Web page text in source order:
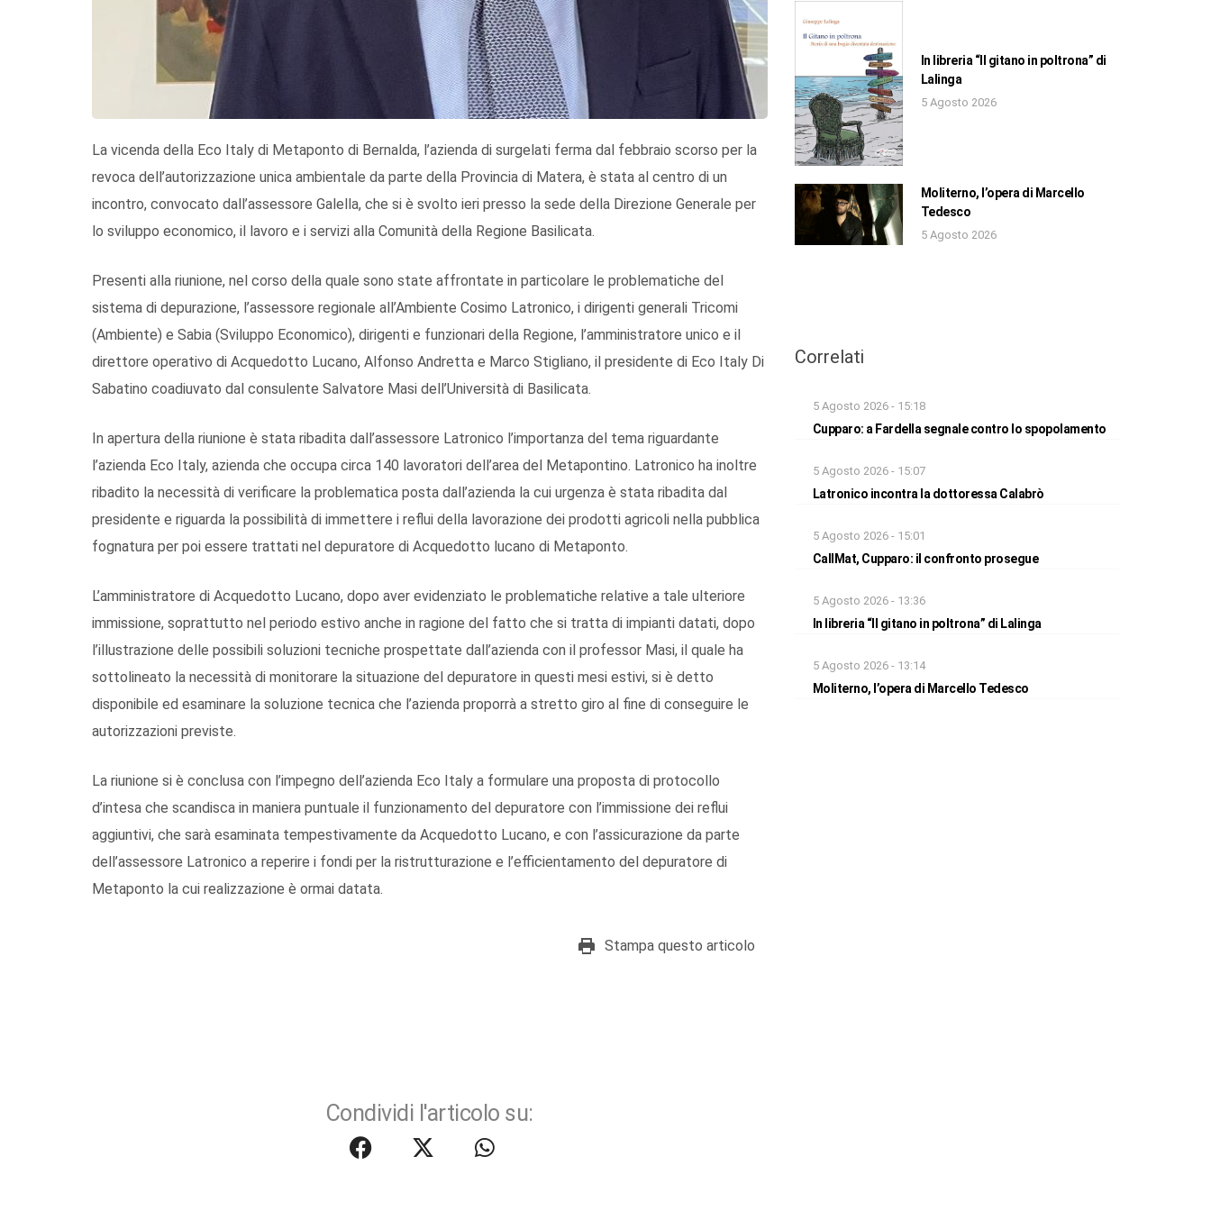
La vicenda della Eco Italy di Metaponto di Bernalda, l’azienda di surgelati ferma dal febbraio scorso per la
revoca dell’autorizzazione unica ambientale da parte della Provincia di Matera, è stata al centro di un
incontro, convocato dall’assessore Galella, che si è svolto ieri presso la sede della Direzione Generale per
lo sviluppo economico, il lavoro e i servizi alla Comunità della Regione Basilicata.
Presenti alla riunione, nel corso della quale sono state affrontate in particolare le problematiche del
sistema di depurazione, l’assessore regionale all’Ambiente Cosimo Latronico, i dirigenti generali Tricomi
(Ambiente) e Sabia (Sviluppo Economico), dirigenti e funzionari della Regione, l’amministratore unico e il
direttore operativo di Acquedotto Lucano, Alfonso Andretta e Marco Stigliano, il presidente di Eco Italy Di
Sabatino coadiuvato dal consulente Salvatore Masi dell’Università di Basilicata.
In apertura della riunione è stata ribadita dall’assessore Latronico l’importanza del tema riguardante
l’azienda Eco Italy, azienda che occupa circa 140 lavoratori dell’area del Metapontino. Latronico ha inoltre
ribadito la necessità di verificare la problematica posta dall’azienda la cui urgenza è stata ribadita dal
presidente e riguarda la possibilità di immettere i reflui della lavorazione dei prodotti agricoli nella pubblica
fognatura per poi essere trattati nel depuratore di Acquedotto lucano di Metaponto.
L’amministratore di Acquedotto Lucano, dopo aver evidenziato le problematiche relative a tale ulteriore
immissione, soprattutto nel periodo estivo anche in ragione del fatto che si tratta di impianti datati, dopo
l’illustrazione delle possibili soluzioni tecniche prospettate dall’azienda con il professor Masi, il quale ha
sottolineato la necessità di monitorare la situazione del depuratore in questi mesi estivi, si è detto
disponibile ed esaminare la soluzione tecnica che l’azienda proporrà a stretto giro al fine di conseguire le
autorizzazioni previste.
La riunione si è conclusa con l’impegno dell’azienda Eco Italy a formulare una proposta di protocollo
d’intesa che scandisca in maniera puntuale il funzionamento del depuratore con l’immissione dei reflui
aggiuntivi, che sarà esaminata tempestivamente da Acquedotto Lucano, e con l’assicurazione da parte
dell’assessore Latronico a reperire i fondi per la ristrutturazione e l’efficientamento del depuratore di
Metaponto la cui realizzazione è ormai datata.
Stampa questo articolo
Condividi l'articolo su:
In libreria “Il gitano in poltrona” di
Lalinga
5 Agosto 2026
Moliterno, l’opera di Marcello
Tedesco
5 Agosto 2026
Correlati
5 Agosto 2026 - 15:18
Cupparo: a Fardella segnale contro lo spopolamento
5 Agosto 2026 - 15:07
Latronico incontra la dottoressa Calabrò
5 Agosto 2026 - 15:01
CallMat, Cupparo: il confronto prosegue
5 Agosto 2026 - 13:36
In libreria “Il gitano in poltrona” di Lalinga
5 Agosto 2026 - 13:14
Moliterno, l’opera di Marcello Tedesco